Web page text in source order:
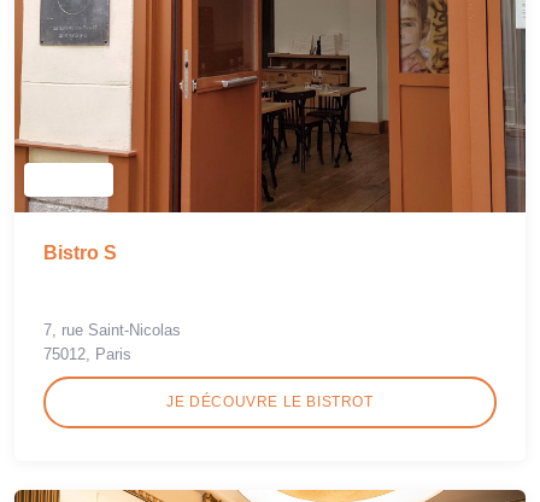
Bistro S
7, rue Saint-Nicolas
75012, Paris
JE DÉCOUVRE LE BISTROT